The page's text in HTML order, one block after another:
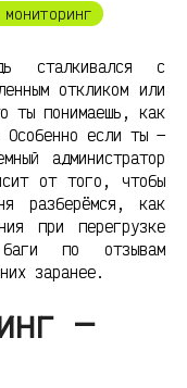
сталкивался с
откликом или
ты понимаешь, как
Особенно если ты —
администратор
от того, чтобы
разберёмся, как
при перегрузке
по отзывам
заранее.
—